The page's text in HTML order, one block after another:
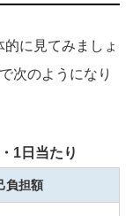
に見てみましょ
次のようになり
1日当たり
負担額